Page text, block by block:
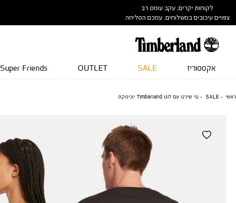
לקוחות יקרים, עקב עומס רב
צפויים עיכובים במשלוחים. עמכם הסליחה
אקססוריז SALE
OUTLET
Super Friends
ראשי SALE טי שירט עם לוגו Timberland יוניסקס